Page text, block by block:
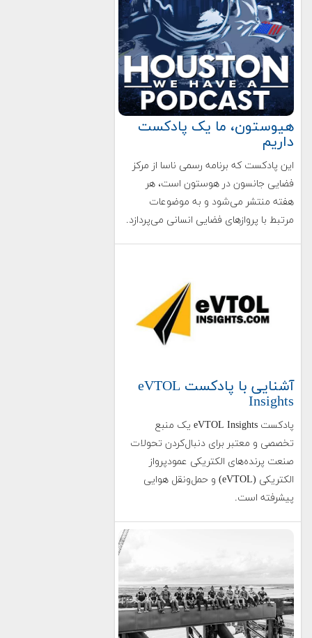
هیوستون، ما یک پادکست
داریم
این پادکست که برنامه رسمی ناسا از مرکز
فضایی جانسون در هوستون است، هر
هفته منتشر می‌شود و به موضوعات
مرتبط با پروازهای فضایی انسانی می‌پردازد.
آشنایی با پادکست eVTOL
Insights
پادکست eVTOL Insights یک منبع
تخصصی و معتبر برای دنبال‌کردن تحولات
صنعت پرنده‌های الکتریکی عمودپرواز
الکتریکی (eVTOL) و حمل‌ونقل هوایی
پیشرفته است.